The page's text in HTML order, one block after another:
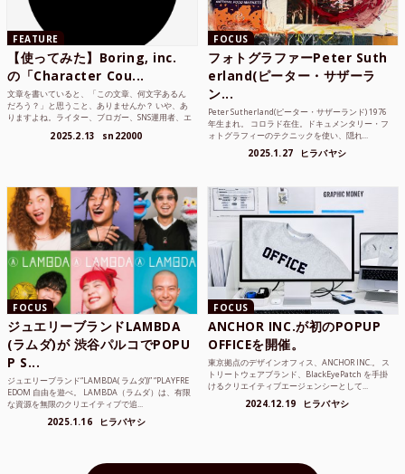
FEATURE
【使ってみた】Boring, inc.
の「Character Cou...
文章を書いていると、「この文章、何文字あるん
だろう？」と思うこと、ありませんか？ いや、あ
りますよね。ライター、ブロガー、SNS運用者、エ
2025.2.13 sn22000
FOCUS
フォトグラファーPeter Suth
erland(ピーター・サザーラ
ン...
Peter Sutherland(ピーター・サザーランド) 1976
年生まれ。 コロラド在住。ドキュメンタリー・フ
ォトグラフィーのテクニックを使い、隠れ...
2025.1.27 ヒラバヤシ
FOCUS
ジュエリーブランドLAMBDA
(ラムダ)が 渋谷パルコでPOPU
P S...
ジュエリーブランド“LAMBDA( ラムダ))” “PLAYFRE
EDOM 自由を遊べ。 LAMBDA（ラムダ）は、有限
な資源を無限のクリエイティブで追...
2025.1.16 ヒラバヤシ
FOCUS
ANCHOR INC.が初のPOPUP
OFFICEを開催。
東京拠点のデザインオフィス、ANCHOR INC.。 ス
トリートウェアブランド、BlackEyePatch を手掛
けるクリエイティブエージェンシーとして...
2024.12.19 ヒラバヤシ